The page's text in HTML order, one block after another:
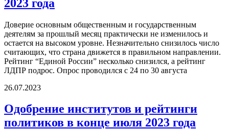
2023 года
Доверие основным общественным и государственным
деятелям за прошлый месяц практически не изменилось и
остается на высоком уровне. Незначительно снизилось число
считающих, что страна движется в правильном направлении.
Рейтинг “Единой России” несколько снизился, а рейтинг
ЛДПР подрос. Опрос проводился с 24 по 30 августа
26.07.2023
Одобрение институтов и рейтинги
политиков в конце июля 2023 года